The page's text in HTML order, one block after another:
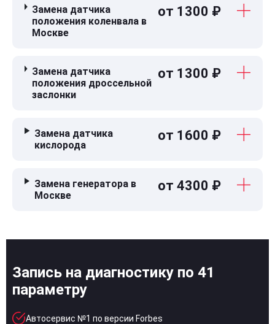
Замена датчика
положения коленвала в
Москве
от 1300 ₽
Замена датчика
положения дроссельной
заслонки
от 1300 ₽
Замена датчика
кислорода
от 1600 ₽
Замена генератора в
Москве
от 4300 ₽
Запись на диагностику по 41
параметру
Автосервис №1 по версии Forbes